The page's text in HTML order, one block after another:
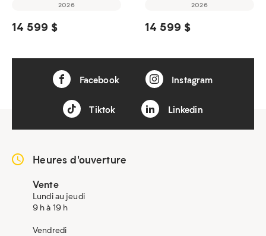
2026
14 599 $
2026
14 599 $
Facebook Instagram
Tiktok Linkedin
Heures d'ouverture
Vente
Lundi au jeudi
9 h à 19 h
Vendredi